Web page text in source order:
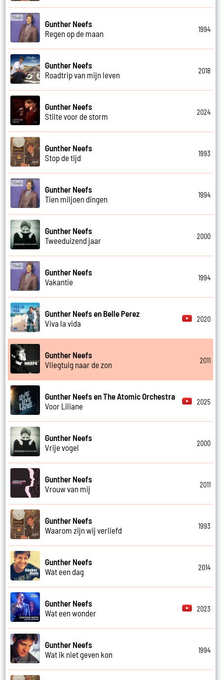
Gunther Neefs
Regen op de maan
1994
Gunther Neefs
Roadtrip van mijn leven
2018
Gunther Neefs
Stilte voor de storm
2024
Gunther Neefs
Stop de tijd
1993
Gunther Neefs
Tien miljoen dingen
1994
Gunther Neefs
Tweeduizend jaar
2000
Gunther Neefs
Vakantie
1994
Gunther Neefs en Belle Perez
Viva la vida
2020
Gunther Neefs
Vliegtuig naar de zon
2011
Gunther Neefs en The Atomic Orchestra
Voor Liliane
2025
Gunther Neefs
Vrije vogel
2000
Gunther Neefs
Vrouw van mij
2011
Gunther Neefs
Waarom zijn wij verliefd
1993
Gunther Neefs
Wat een dag
2014
Gunther Neefs
Wat een wonder
2023
Gunther Neefs
Wat ik niet geven kon
1994